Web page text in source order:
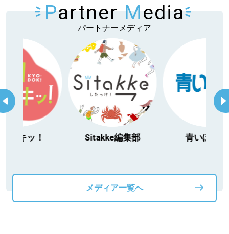
Partner Media
パートナーメディア
編集部 青いぽすと
「北海道３大
メディア一覧へ